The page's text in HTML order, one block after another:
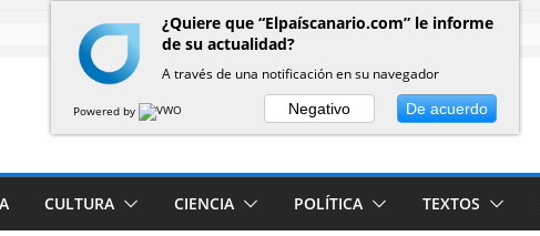
CULTURA CIENCIA POLÍTICA TEXTOS
¿Quiere que “Elpaíscanario.com” le informe
de su actualidad?
A través de una notificación en su navegador
Powered by Negativo De acuerdo